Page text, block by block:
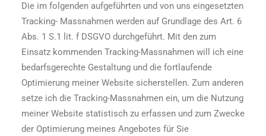
Die im folgenden aufgeführten und von uns eingesetzten
Tracking- Massnahmen werden auf Grundlage des Art. 6
Abs. 1 S.1 lit. f DSGVO durchgeführt. Mit den zum
Einsatz kommenden Tracking-Massnahmen will ich eine
bedarfsgerechte Gestaltung und die fortlaufende
Optimierung meiner Website sicherstellen. Zum anderen
setze ich die Tracking-Massnahmen ein, um die Nutzung
meiner Website statistisch zu erfassen und zum Zwecke
der Optimierung meines Angebotes für Sie